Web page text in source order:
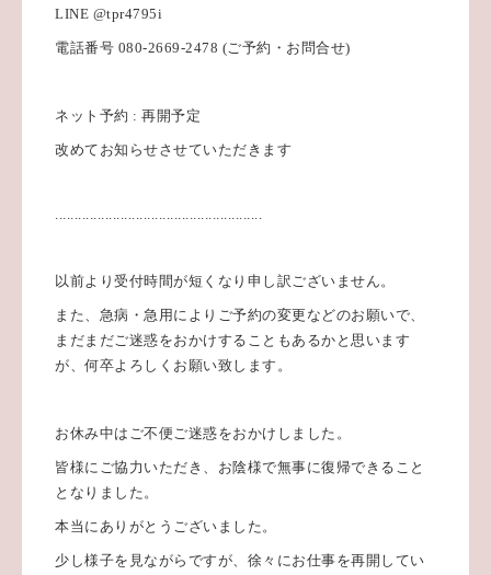
LINE @tpr4795i
電話番号 080-2669-2478 (ご予約・お問合せ)
ネット予約 : 再開予定
改めてお知らせさせていただきます
以前より受付時間が短くなり申し訳ございません。
また、急病・急用によりご予約の変更などのお願いで、
まだまだご迷惑をおかけすることもあるかと思います
が、何卒よろしくお願い致します。
お休み中はご不便ご迷惑をおかけしました。
皆様にご協力いただき、お陰様で無事に復帰できること
となりました。
本当にありがとうございました。
少し様子を見ながらですが、徐々にお仕事を再開してい